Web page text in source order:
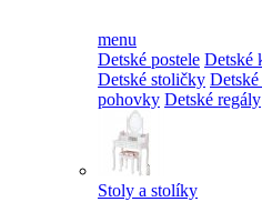
menu
Detské postele Detské
Detské stoličky
pohovky Detské regály
Stoly a stolíky